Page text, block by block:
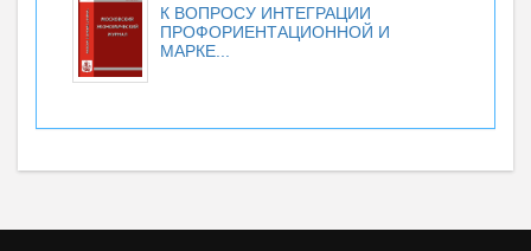
К ВОПРОСУ ИНТЕГРАЦИИ
ПРОФОРИЕНТАЦИОННОЙ И
МАРКЕ...